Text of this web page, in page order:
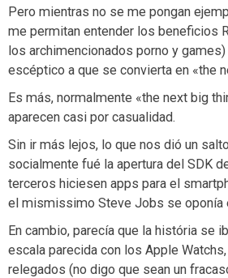
Pero mientras no se me pongan
me permitan entender los beneficios
los archimencionados porno y
escéptico a que se convierta en «the
Es más, normalmente «the next big
aparecen casi por casualidad.
Sin ir más lejos, lo que nos dió un
socialmente fué la apertura del SDK
terceros hiciesen apps para el
el mismissimo Steve Jobs se oponía
En cambio, parecía que la história se
escala parecida con los Apple
relegados (no digo que sean un